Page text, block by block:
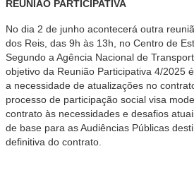
REUNIÃO PARTICIPATIVA
No dia 2 de junho acontecerá outra
dos Reis, das 9h às 13h, no Centro de
Segundo a Agência Nacional de
objetivo da Reunião Participativa 4/2025
a necessidade de atualizações no
processo de participação social visa
contrato às necessidades e desafios
de base para as Audiências Públicas
definitiva do contrato.